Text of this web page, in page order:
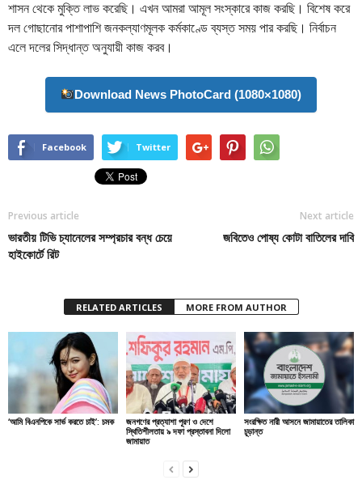
শাসন থেকে মুক্তি লাভ করেছি। এখন আমরা আমূল সংস্কারে কাজ করছি। বিশেষ করে
দল গোছানোর পাশাপাশি জনকল্যাণমূলক কর্মকাণ্ডে ব্যস্ত সময় পার করছি। নির্বাচন
এলে দলের সিদ্ধান্ত অনুযায়ী কাজ করব।
Download News PhotoCard (1080×1080)
Facebook Twitter
Previous article
ভারতীয় টিভি চ্যানেলের সম্প্রচার বন্ধ চেয়ে
হাইকোর্টে রিট
Next article
জবিতেও পোষ্য কোটা বাতিলের দাবি
RELATED ARTICLES MORE FROM AUTHOR
‘আমি বিএনপিকে সার্ভ করতে চাই’: চমক
জনগণের প্রত্যাশা পূরণ ও দেশে
স্থিতিশীলতায় ৯ দফা প্রস্তাবনা দিলো
জামায়াত
সংরক্ষিত নারী আসনে জামায়াতের তালিকা
চূড়ান্ত